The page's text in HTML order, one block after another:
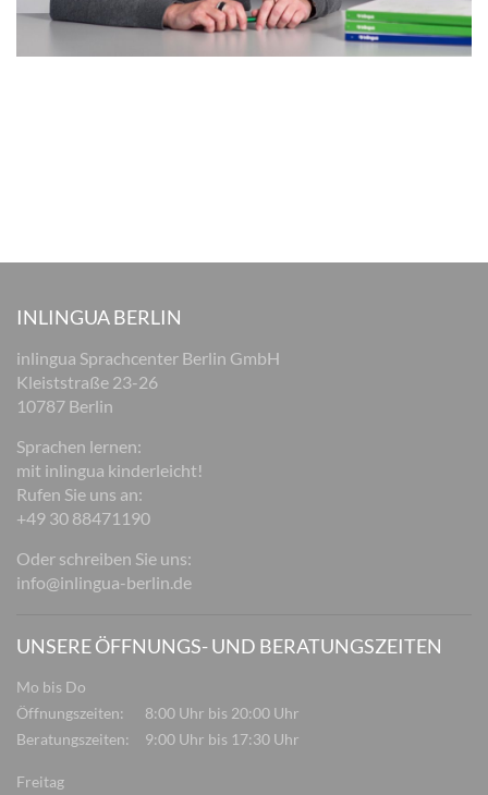
INLINGUA BERLIN
inlingua Sprachcenter Berlin GmbH
Kleiststraße 23-26
10787 Berlin
Sprachen lernen:
mit inlingua kinderleicht!
Rufen Sie uns an:
+49 30 88471190
Oder schreiben Sie uns:
info@inlingua-berlin.de
UNSERE ÖFFNUNGS- UND BERATUNGSZEITEN
Mo bis Do
Öffnungszeiten:
8:00 Uhr bis 20:00 Uhr
Beratungszeiten:
9:00 Uhr bis 17:30 Uhr
Freitag